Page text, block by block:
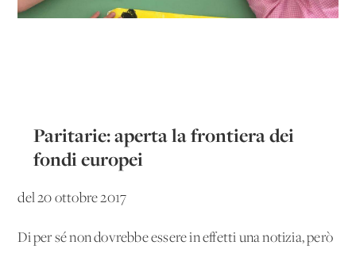
Paritarie: aperta la frontiera dei
fondi europei
del 20 ottobre 2017
Di per sé non dovrebbe essere in effetti una notizia, però